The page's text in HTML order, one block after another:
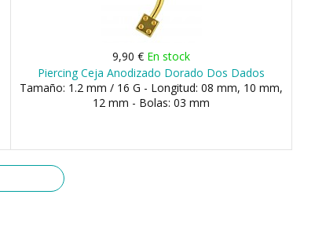
9,90 € En stock
Piercing Ceja Anodizado Dorado Dos Dados
Tamaño: 1.2 mm / 16 G - Longitud: 08 mm, 10 mm,
12 mm - Bolas: 03 mm